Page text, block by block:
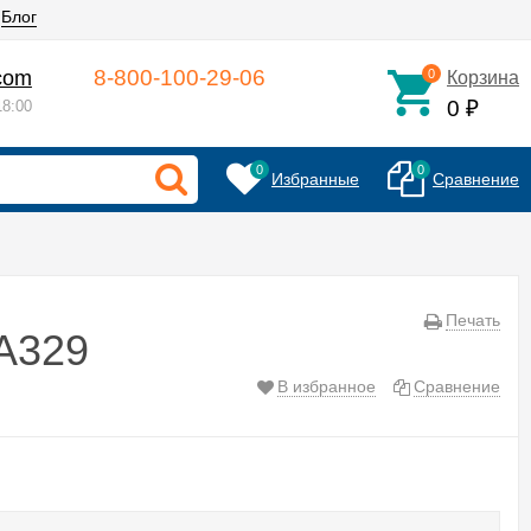
Блог
8-800-100-29-06 0 Корзина
0 ₽
0 Избранные 0 Сравнение
Печать
В избранное Сравнение